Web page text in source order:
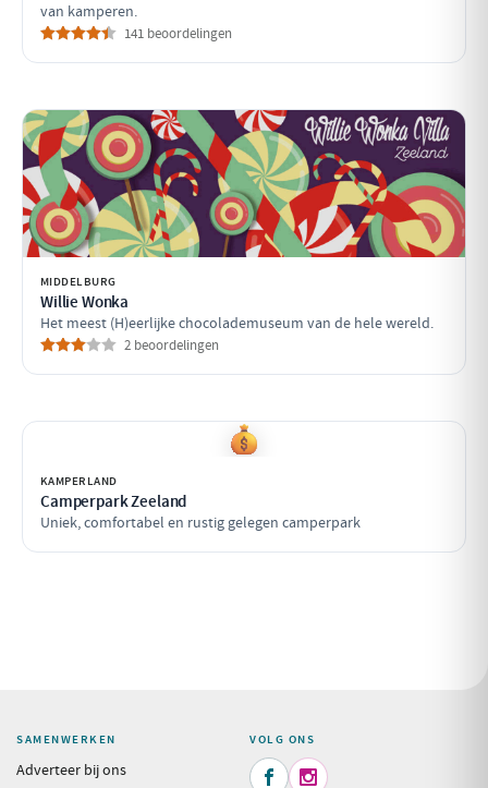
van kamperen.
141 beoordelingen
MIDDELBURG
Willie Wonka
Het meest (H)eerlijke chocolademuseum van de hele wereld.
2 beoordelingen
KAMPERLAND
Camperpark Zeeland
Uniek, comfortabel en rustig gelegen camperpark
SAMENWERKEN
Adverteer bij ons
VOLG ONS
 